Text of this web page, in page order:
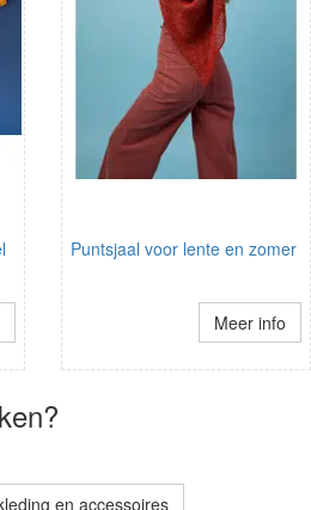
Puntsjaal voor lente en zomer
Meer info
en accessoires